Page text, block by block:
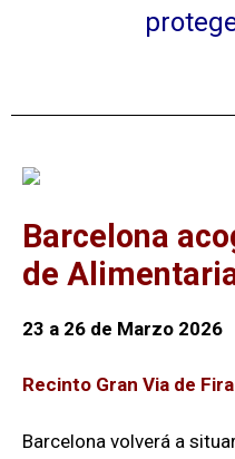
Barcelona
de
23 a 26 de Marzo 2026
Recinto Gran Via de
Barcelona volverá a